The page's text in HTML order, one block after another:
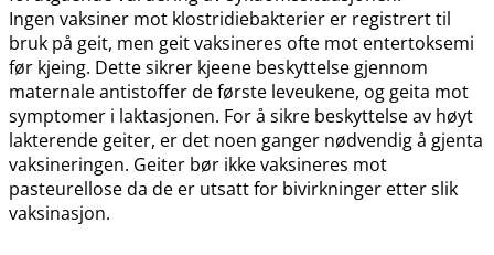
Ingen vaksiner mot klostridiebakterier er registrert til
bruk på geit, men geit vaksineres ofte mot entertoksemi
før kjeing. Dette sikrer kjeene beskyttelse gjennom
maternale antistoffer de første leveukene, og geita mot
symptomer i laktasjonen. For å sikre beskyttelse av høyt
lakterende geiter, er det noen ganger nødvendig å gjenta
vaksineringen. Geiter bør ikke vaksineres mot
pasteurellose da de er utsatt for bivirkninger etter slik
vaksinasjon.